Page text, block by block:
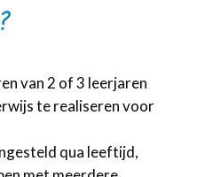
van 2 of 3 leerjaren
te realiseren voor
qua leeftijd,